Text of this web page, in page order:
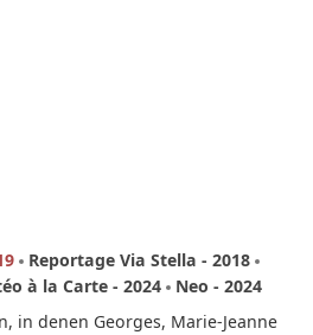
Reportage Via Stella - 2018
à la Carte - 2024
Neo - 2024
in denen Georges, Marie-Jeanne